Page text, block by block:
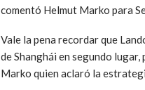
comentó Helmut Marko para
Vale la pena recordar que
de Shanghái en segundo lugar,
Marko quien aclaró la